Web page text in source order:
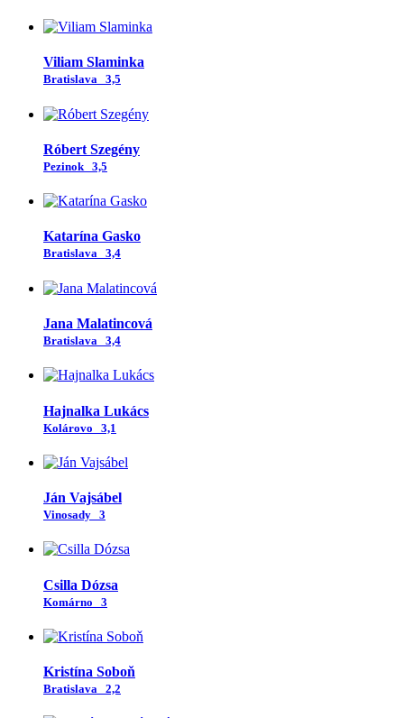
Viliam Slaminka
Bratislava 3,5
Róbert Szegény
Pezinok 3,5
Katarína Gasko
Bratislava 3,4
Jana Malatincová
Bratislava 3,4
Hajnalka Lukács
Kolárovo 3,1
Ján Vajsábel
Vinosady 3
Csilla Dózsa
Komárno 3
Kristína Soboň
Bratislava 2,2